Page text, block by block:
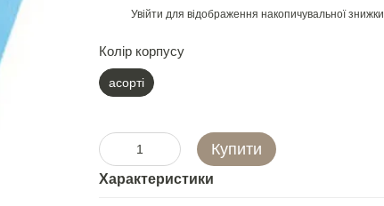
Увійти для відображення накопичувальної знижки
Колір корпусу
асорті
Купити
Характеристики